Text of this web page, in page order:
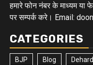
हमारे फोन नंबर के माध्यम
पर सम्पर्क करे। Email:
CATEGORIES
BJP Blog